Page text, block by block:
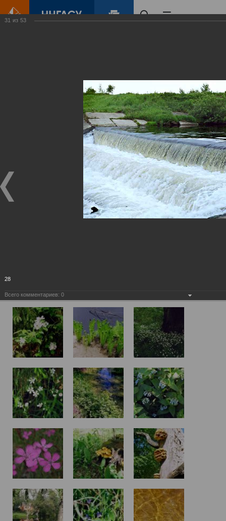
Виртуальные
выставки
(фотоальбомы)
31 из 53
28
Всего комментариев: 0